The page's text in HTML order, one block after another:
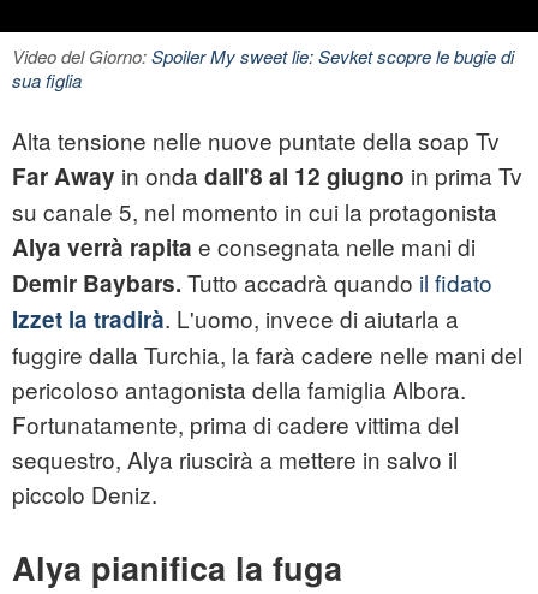
Video del Giorno:Spoiler My sweet lie: Sevket scopre le bugie di
sua figlia
Alta tensione nelle nuove puntate della soap Tv
Far Away in onda dall'8 al 12 giugno in prima Tv
su canale 5, nel momento in cui la protagonista
Alya verrà rapita e consegnata nelle mani di
Demir Baybars. Tutto accadrà quando il fidato
Izzet la tradirà. L'uomo, invece di aiutarla a
fuggire dalla Turchia, la farà cadere nelle mani del
pericoloso antagonista della famiglia Albora.
Fortunatamente, prima di cadere vittima del
sequestro, Alya riuscirà a mettere in salvo il
piccolo Deniz.
Alya pianifica la fuga